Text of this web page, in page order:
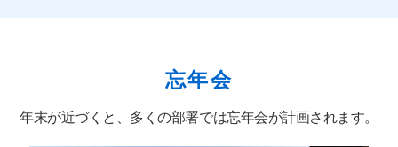
忘年会
年末が近づくと、多くの部署では忘年会が計画されます。